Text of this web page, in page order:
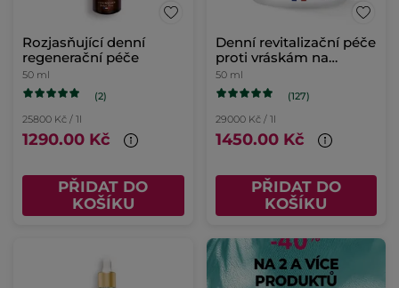
Rozjasňující denní
regenerační péče
50 ml
(2)
25800 Kč / 1l
1290.00 Kč
PŘIDAT DO
KOŠÍKU
Denní revitalizační péče
proti vráskám na
suchou pleť
50 ml
(127)
29000 Kč / 1l
1450.00 Kč
PŘIDAT DO
KOŠÍKU